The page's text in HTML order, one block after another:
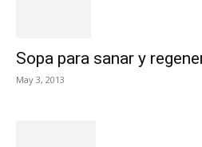
Sopa para sanar y
May 3, 2013